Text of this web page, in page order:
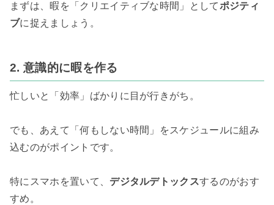
まずは、暇を「クリエイティブな時間」としてポジティ
ブに捉えましょう。
2. 意識的に暇を作る
忙しいと「効率」ばかりに目が行きがち。
でも、あえて「何もしない時間」をスケジュールに組み
込むのがポイントです。
特にスマホを置いて、 デジタルデトックスするのがおす
すめ。